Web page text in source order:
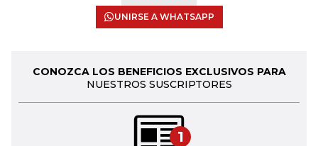
UNIRSE A WHATSAPP
CONOZCA LOS BENEFICIOS EXCLUSIVOS PARA
NUESTROS SUSCRIPTORES
1